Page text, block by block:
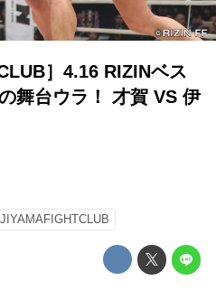
］4.16 RIZINベス
舞台ウラ！ 才賀 VS 伊